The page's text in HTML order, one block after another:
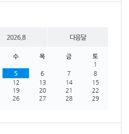
2026.8 다음달
수 목 금
토
1
5 6 7
8
12 13 14
15
19 20 21
22
26 27 28
29